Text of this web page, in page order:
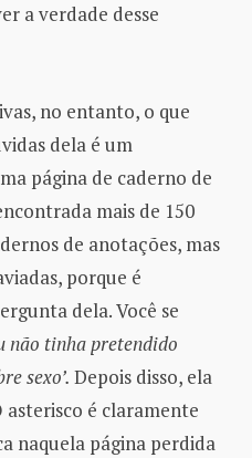
a verdade desse
no entanto, o que
dela é um
página de caderno de
mais de 150
de anotações, mas
porque é
dela. Você se
não tinha pretendido
sexo’. Depois disso, ela
asterisco é claramente
naquela página perdida